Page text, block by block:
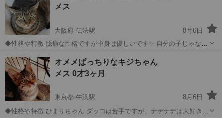
メス
大阪府 伝法駅
8月6日
◆性格や特徴 臆病な性格ですが中身は優しいです✨ 自分の子じゃない
ワクチン済み 駆虫薬済み 避妊手術済み ◆その他 優しい可愛い子です
✨ 気軽に見に来てく...
大阪 大阪市 伝法駅 猫
オメメぱっちりなキジちゃん
メス 0才3ヶ月
東京都 牛浜駅
8月6日
◆性格や特徴 ひまりちゃん ダッコは苦手ですが、ナデナデは大好きで